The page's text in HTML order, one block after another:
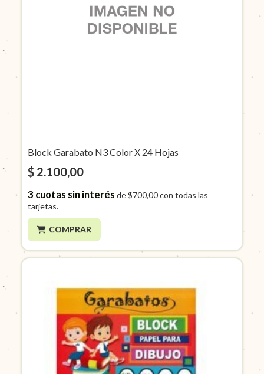
Block Garabato N3 Color X 24 Hojas
$ 2.100,00
3cuotas sin interés de$700,00con todas las
tarjetas.
COMPRAR